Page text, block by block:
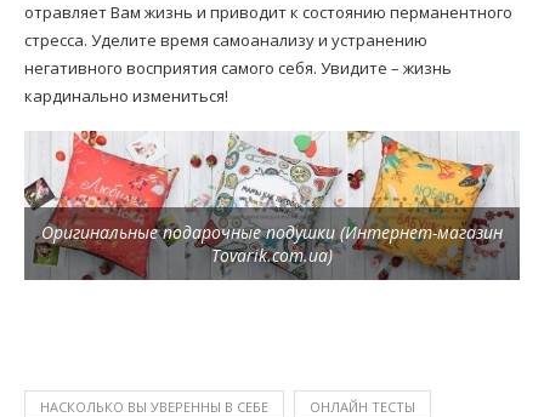
отравляет Вам жизнь и приводит к состоянию перманентного
стресса. Уделите время самоанализу и устранению
негативного восприятия самого себя. Увидите – жизнь
кардинально измениться!
Оригинальные подарочные подушки (Интернет-магазин
Tovarik.com.ua)
НАСКОЛЬКО ВЫ УВЕРЕННЫ В СЕБЕ ОНЛАЙН ТЕСТЫ